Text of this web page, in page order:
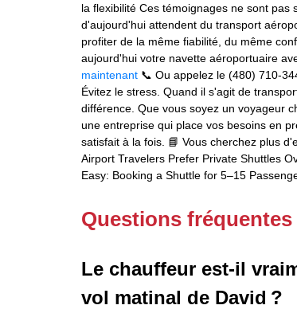
la flexibilité Ces témoignages ne sont
d'aujourd'hui attendent du transport
profiter de la même fiabilité, du même
aujourd'hui votre navette aéroportuaire
maintenant 📞 Ou appelez le (480) 710-
Évitez le stress. Quand il s'agit de
différence. Que vous soyez un voyageur
une entreprise qui place vos besoins en
satisfait à la fois. 📘 Vous cherchez plus
Airport Travelers Prefer Private Shuttles
Easy: Booking a Shuttle for 5–15
Questions fréquentes
Le chauffeur est-il
vol matinal de David ?